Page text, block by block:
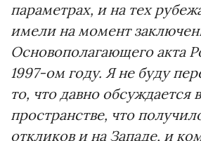
параметрах, и на тех
имели на момент
Основополагающего акта
1997-ом году. Я не буду
то, что давно обсуждается
пространстве, что
откликов и на Западе, и